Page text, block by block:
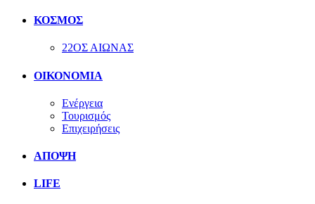
ΚΟΣΜΟΣ
22ΟΣ ΑΙΩΝΑΣ
ΟΙΚΟΝΟΜΙΑ
Ενέργεια
Τουρισμός
Επιχειρήσεις
ΑΠΟΨΗ
LIFE